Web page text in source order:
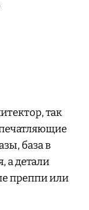
так
база в
а детали
преппи или